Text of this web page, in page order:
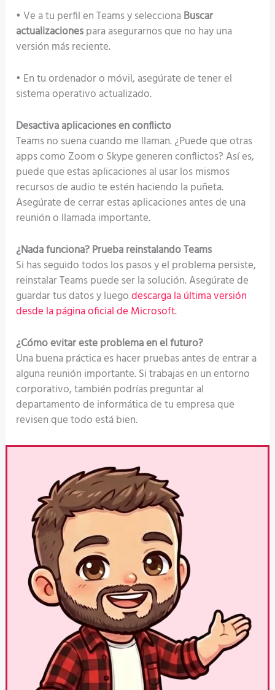
• Ve a tu perfil en Teams y seleccionaBuscar
actualizacionespara asegurarnos que no hay una
versión más reciente.
• En tu ordenador o móvil, asegúrate de tener el
sistema operativo actualizado.
Desactiva aplicaciones en conflicto
Teams no suena cuando me llaman. ¿Puede que otras
apps como Zoom o Skype generen conflictos? Así es,
puede que estas aplicaciones al usar los mismos
recursos de audio te estén haciendo la puñeta.
Asegúrate de cerrar estas aplicaciones antes de una
reunión o llamada importante.
¿Nada funciona? Prueba reinstalando Teams
Si has seguido todos los pasos y el problema persiste,
reinstalar Teams puede ser la solución. Asegúrate de
guardar tus datos y luegodescarga la última versión
desde la página oficial de Microsoft.
¿Cómo evitar este problema en el futuro?
Una buena práctica es hacer pruebas antes de entrar a
alguna reunión importante. Si trabajas en un entorno
corporativo, también podrías preguntar al
departamento de informática de tu empresa que
revisen que todo está bien.